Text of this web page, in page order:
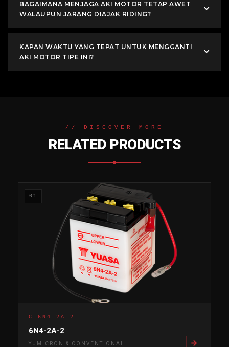
BAGAIMANA MENJAGA AKI MOTOR TETAP AWET
WALAUPUN JARANG DIAJAK RIDING?
KAPAN WAKTU YANG TEPAT UNTUK MENGGANTI
AKI MOTOR TIPE INI?
// DISCOVER MORE
RELATED PRODUCTS
01
C-6N4-2A-2
6N4-2A-2
YUMICRON & CONVENTIONAL